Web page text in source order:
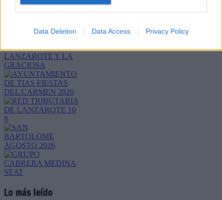
Data Deletion Data Access Privacy Policy
JComments
Lo más leído